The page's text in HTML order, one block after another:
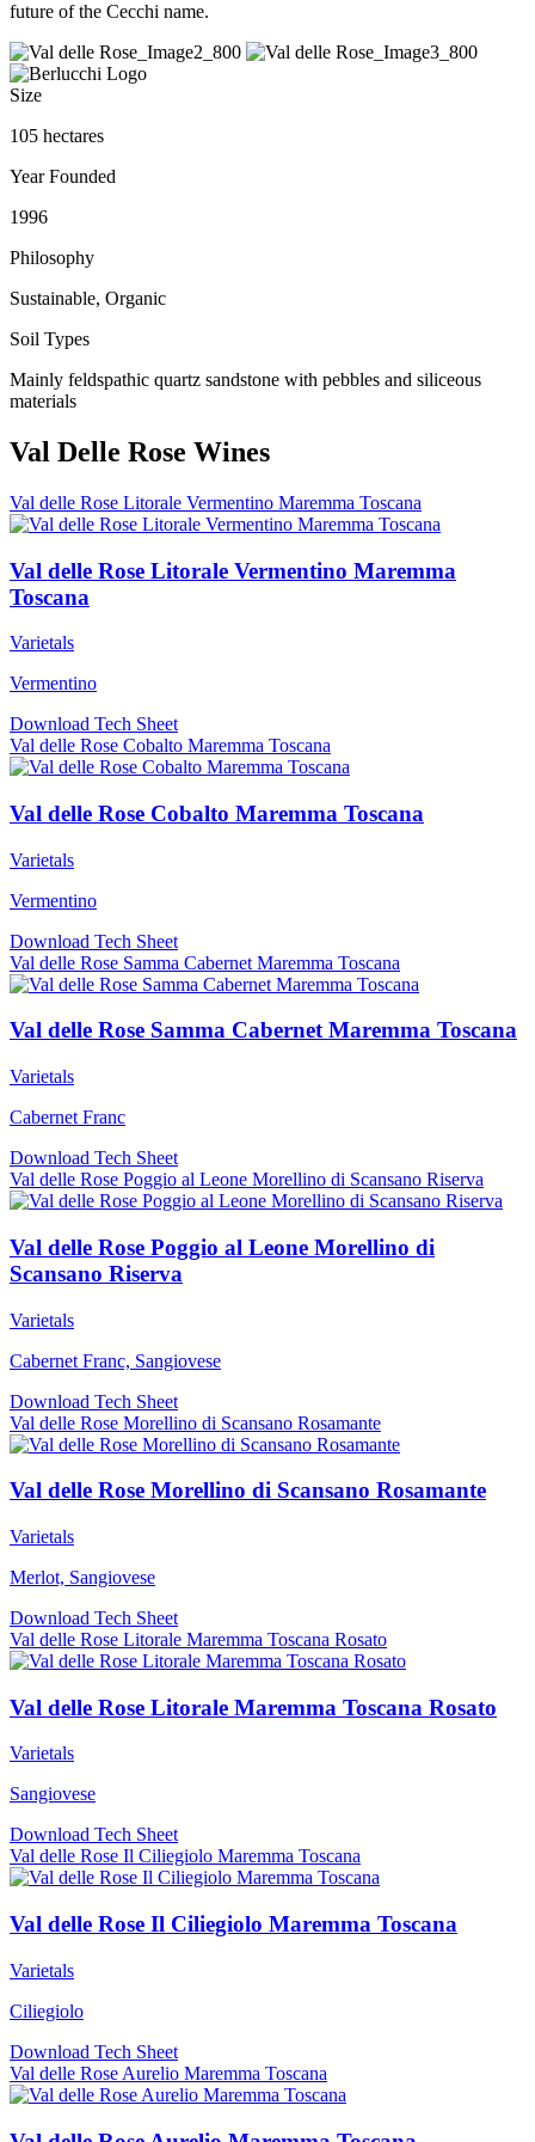
future of the Cecchi name.
Size
105 hectares
Year Founded
1996
Philosophy
Sustainable, Organic
Soil Types
Mainly feldspathic quartz sandstone with pebbles and siliceous
materials
Val Delle Rose Wines
Val delle Rose Litorale Vermentino Maremma Toscana
Val delle Rose Litorale Vermentino Maremma
Toscana
Varietals
Vermentino
Download Tech Sheet
Val delle Rose Cobalto Maremma Toscana
Val delle Rose Cobalto Maremma Toscana
Varietals
Vermentino
Download Tech Sheet
Val delle Rose Samma Cabernet Maremma Toscana
Val delle Rose Samma Cabernet Maremma Toscana
Varietals
Cabernet Franc
Download Tech Sheet
Val delle Rose Poggio al Leone Morellino di Scansano Riserva
Val delle Rose Poggio al Leone Morellino di
Scansano Riserva
Varietals
Cabernet Franc, Sangiovese
Download Tech Sheet
Val delle Rose Morellino di Scansano Rosamante
Val delle Rose Morellino di Scansano Rosamante
Varietals
Merlot, Sangiovese
Download Tech Sheet
Val delle Rose Litorale Maremma Toscana Rosato
Val delle Rose Litorale Maremma Toscana Rosato
Varietals
Sangiovese
Download Tech Sheet
Val delle Rose Il Ciliegiolo Maremma Toscana
Val delle Rose Il Ciliegiolo Maremma Toscana
Varietals
Ciliegiolo
Download Tech Sheet
Val delle Rose Aurelio Maremma Toscana